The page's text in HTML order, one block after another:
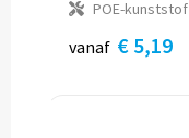
POE-kunststof
vanaf € 5,19